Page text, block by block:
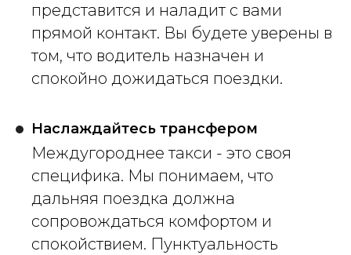
представится и наладит с вами
прямой контакт. Вы будете уверены в
том, что водитель назначен и
спокойно дожидаться поездки.
Наслаждайтесь трансфером
Междугороднее такси - это своя
специфика. Мы понимаем, что
дальняя поездка должна
сопровождаться комфортом и
спокойствием. Пунктуальность